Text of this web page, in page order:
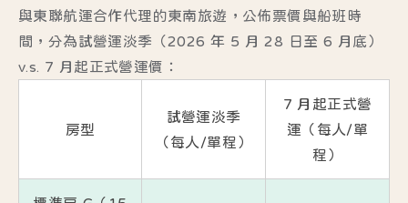
與東聯航運合作代理的東南旅遊 ，公佈票價與船班時
間，分為試營運淡季（2026 年 5 月 28 日至 6 月底）
v.s. 7 月起正式營運價：
房型
試營運淡季
（每人/單程）
7 月起正式營
運（每人/單
程）